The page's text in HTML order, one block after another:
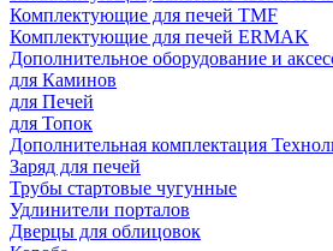
Комплектующие для печей TMF
Комплектующие для печей ERMAK
Дополнительное оборудование и
для Каминов
для Печей
для Топок
Дополнительная комплектация
Заряд для печей
Трубы стартовые чугунные
Удлинители порталов
Дверцы для облицовок